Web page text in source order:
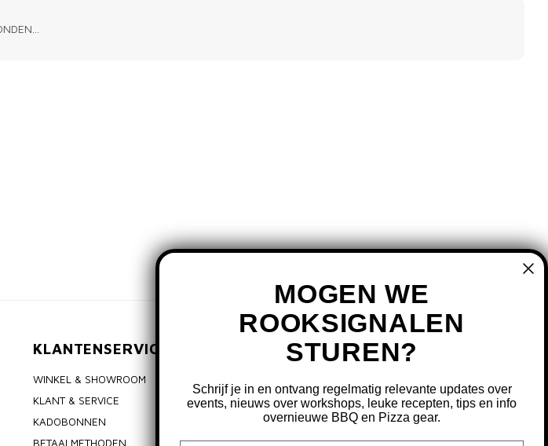
KLANTENSERVICE
WINKEL & SHOWROOM
KLANT & SERVICE
KADOBONNEN
BETAALMETHODEN
MIJN ACCOUNT
MIJN BESTELLINGEN
MIJN TICKETS
MIJN VERLANGLIJST
MOGEN WE
ROOKSIGNALEN
STUREN?
Schrijf je in en ontvang regelmatig relevante updates over
events, nieuws over workshops, leuke recepten, tips en info
overnieuwe BBQ en Pizza gear.